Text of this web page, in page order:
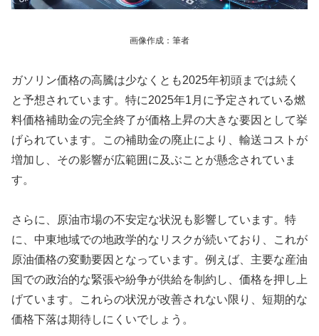
画像作成：筆者
ガソリン価格の高騰は少なくとも2025年初頭までは続く
と予想されています。特に2025年1月に予定されている燃
料価格補助金の完全終了が価格上昇の大きな要因として挙
げられています。この補助金の廃止により、輸送コストが
増加し、その影響が広範囲に及ぶことが懸念されていま
す。
さらに、原油市場の不安定な状況も影響しています。特
に、中東地域での地政学的なリスクが続いており、これが
原油価格の変動要因となっています。例えば、主要な産油
国での政治的な緊張や紛争が供給を制約し、価格を押し上
げています。これらの状況が改善されない限り、短期的な
価格下落は期待しにくいでしょう。